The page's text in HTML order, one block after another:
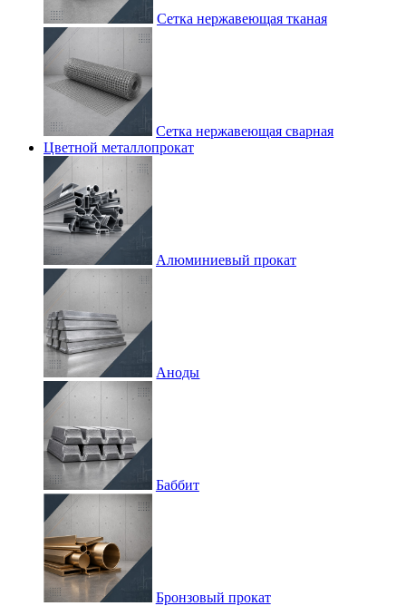
Сетка нержавеющая тканая
Сетка нержавеющая сварная
Цветной металлопрокат
Алюминиевый прокат
Аноды
Баббит
Бронзовый прокат